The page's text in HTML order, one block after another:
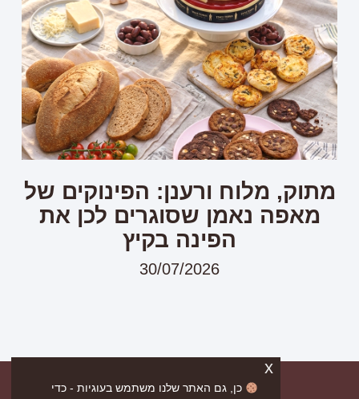
מתוק, מלוח ורענן: הפינוקים של
מאפה נאמן שסוגרים לכן את
הפינה בקיץ
30/07/2026
כן, גם האתר שלנו משתמש בעוגיות - כדי
x